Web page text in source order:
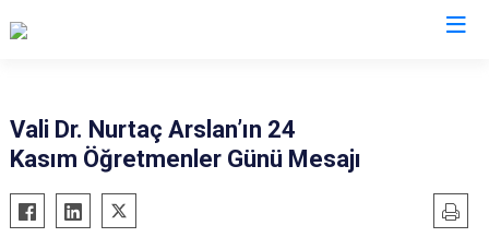
Vali Dr. Nurtaç Arslan’ın 24
Kasım Öğretmenler Günü Mesajı